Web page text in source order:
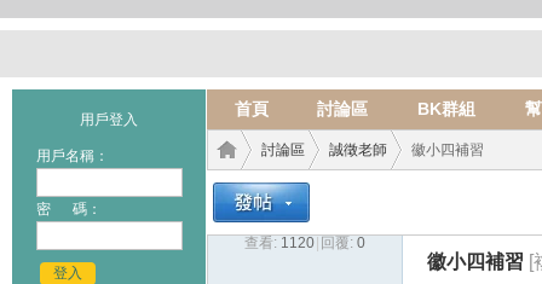
用戶登入
用戶名稱：
密 碼：
登入
首頁 討論區 BK群組
討論區
›
誠徵老師 徽小四補習
查看: 1120 回覆: 0
徽小四補習 [